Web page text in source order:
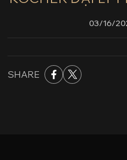
03/16/
SHARE